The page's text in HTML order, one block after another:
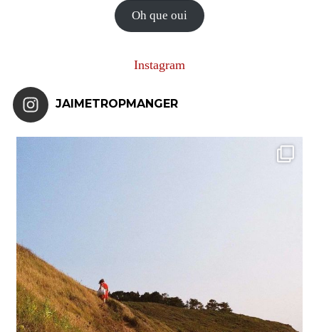
Oh que oui
Instagram
JAIMETROPMANGER